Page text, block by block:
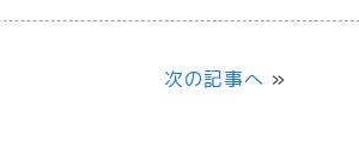
次の記事へ »